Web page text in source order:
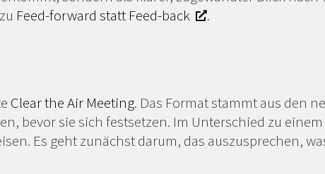
Feed-forward statt Feed-back .
Clear the Air Meeting. Das Format stammt aus den
bevor sie sich festsetzen. Im Unterschied zu
Es geht zunächst darum, das auszusprechen,